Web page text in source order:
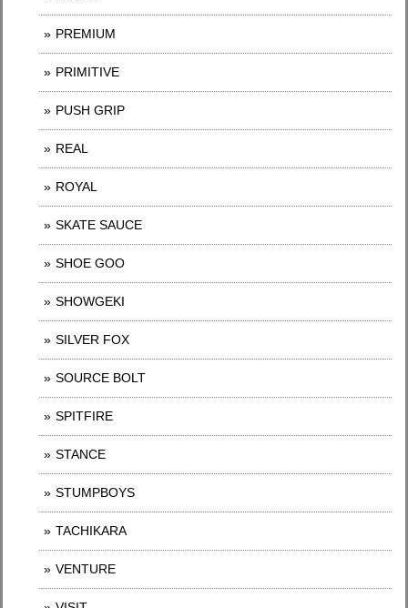
PREMIUM
PRIMITIVE
PUSH GRIP
REAL
ROYAL
SKATE SAUCE
SHOE GOO
SHOWGEKI
SILVER FOX
SOURCE BOLT
SPITFIRE
STANCE
STUMPBOYS
TACHIKARA
VENTURE